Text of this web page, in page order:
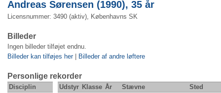
Andreas Sørensen (1990), 35 år
Licensnummer: 3490 (aktiv), Københavns SK
Billeder
Ingen billeder tilføjet endnu.
Billeder kan tilføjes her| Billeder af andre løftere
Personlige rekorder
Disciplin Udstyr Klasse År Stævne
Sted